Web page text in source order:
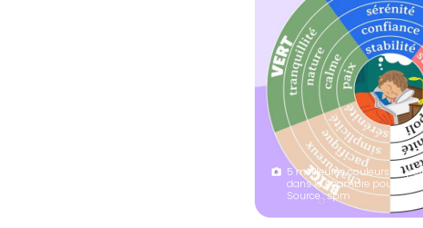
5 meilleures couleurs de
dans la chambre pour bien
Source : spm